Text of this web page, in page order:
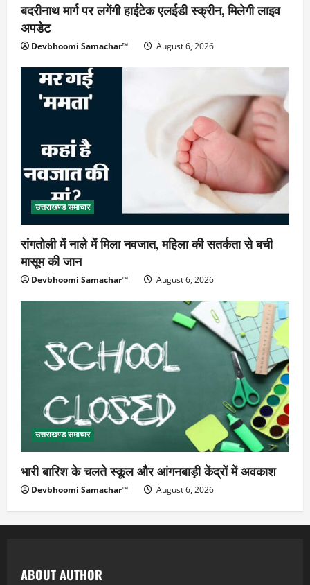
बदरीनाथ मार्ग पर लगेंगी हाईटेक एलईडी स्क्रीन, मिलेगी लाइव
अपडेट
Devbhoomi Samachar™ August 6, 2026
उत्तराखण्ड समाचार
रांगतोली में नाले में मिला नवजात, महिला की सतर्कता से बची
मासूम की जान
Devbhoomi Samachar™ August 6, 2026
उत्तराखण्ड समाचार
भारी बारिश के चलते स्कूल और आंगनबाड़ी केंद्रों में अवकाश
Devbhoomi Samachar™ August 6, 2026
ABOUT AUTHOR